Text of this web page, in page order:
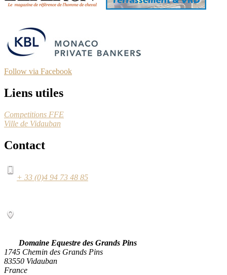
Follow via Facebook
Liens utiles
Competitions FFE
Ville de Vidauban
Contact
+ 33 (0)4 94 73 48 85
Domaine Equestre des Grands Pins
1745 Chemin des Grands Pins
83550 Vidauban
France